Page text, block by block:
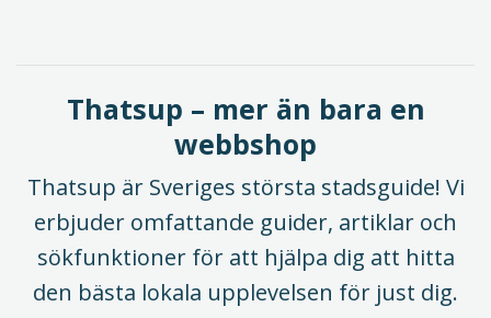
Thatsup – mer än bara en
webbshop
Thatsup är Sveriges största stadsguide! Vi
erbjuder omfattande guider, artiklar och
sökfunktioner för att hjälpa dig att hitta
den bästa lokala upplevelsen för just dig.